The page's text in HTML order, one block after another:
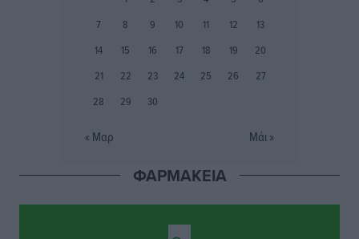
πριν 4 ώρες
Δημόσιο: Το νέο καθεστώς επιλογής προϊσταμένων, τι
Ποιες κατηγορίες καταστημάτων συγκεντρώνουν τη
7
8 9 10 11 12
13
14
15 16 17 18 19
20
21
22 23 24 25 26
27
28
29 30
« Μαρ Μάι »
ΦΑΡΜΑΚΕΙΑ